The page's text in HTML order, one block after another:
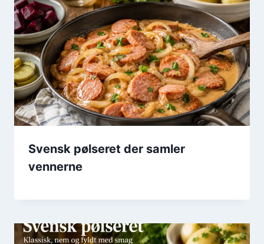
Svensk pølseret der samler
vennerne